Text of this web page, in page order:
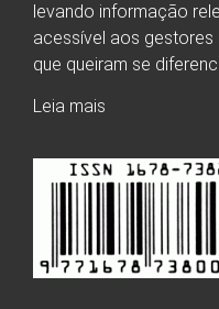
levando informação
acessível aos
que queiram se
Leia mais